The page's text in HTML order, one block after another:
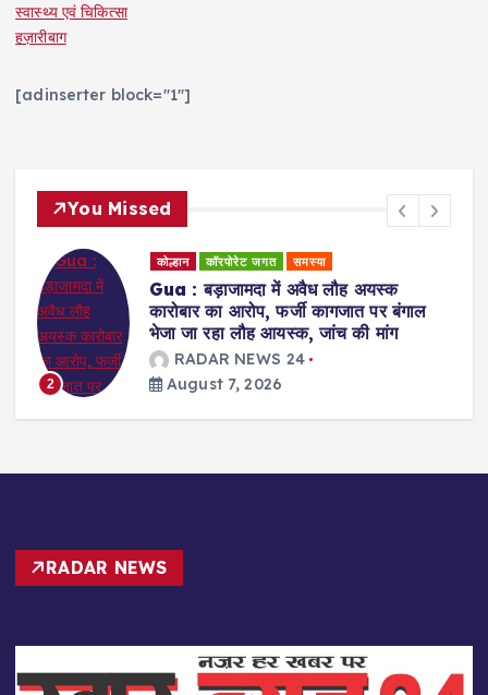
स्वास्थ्य एवं चिकित्सा
हज़ारीबाग
[adinserter block="1"]
You Missed
3
कोल्हान राजनीति
Jamshedpur : युवा शक्ति ही झारखंड के
भविष्य की दिशा तय करेगी : सुदेश कुमार महतो
RADAR NEWS 24
August 7, 2026
RADAR NEWS